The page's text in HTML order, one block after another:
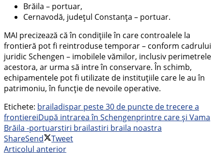
Brăila – portuar,
Cernavodă, judeţul Constanţa – portuar.
MAI precizează că în condițiile în care controalele la
frontieră pot fi reintroduse temporar – conform cadrului
juridic Schengen – imobilele vămilor, inclusiv perimetrele
acestora, ar urma să intre în conservare. În schimb,
echipamentele pot fi utilizate de instituțiile care le au în
patrimoniu, în funcție de nevoile operative.
Etichete: brailadispar peste 30 de puncte de trecere a
frontiereiDupă intrarea în Schengenprintre care și Vama
Brăila -portuarstiri brailastiri braila noastra
ShareSend
Tweet
Articolul anterior